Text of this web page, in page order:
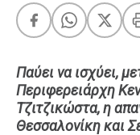
OMG
Xmas
Παύει να ισχύει,
Περιφερειάρχη
Τζιτζικώστα, η
Θεσσαλονίκη και